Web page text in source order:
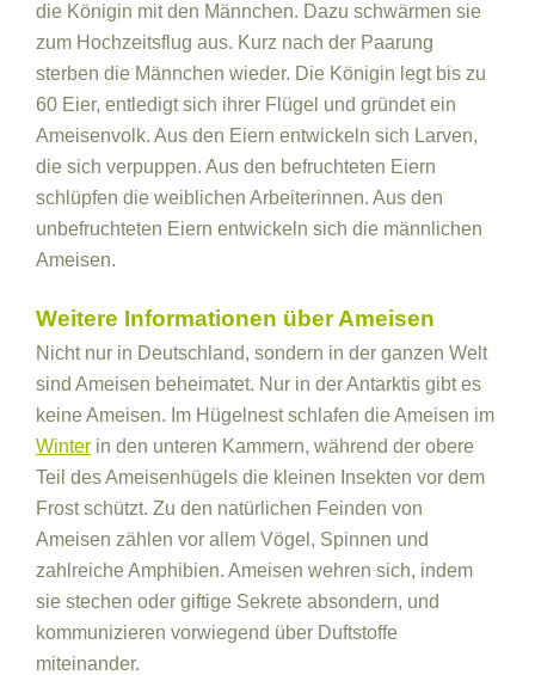
die Königin mit den Männchen. Dazu schwärmen sie
zum Hochzeitsflug aus. Kurz nach der Paarung
sterben die Männchen wieder. Die Königin legt bis zu
60 Eier, entledigt sich ihrer Flügel und gründet ein
Ameisenvolk. Aus den Eiern entwickeln sich Larven,
die sich verpuppen. Aus den befruchteten Eiern
schlüpfen die weiblichen Arbeiterinnen. Aus den
unbefruchteten Eiern entwickeln sich die männlichen
Ameisen.
Weitere Informationen über Ameisen
Nicht nur in Deutschland, sondern in der ganzen Welt
sind Ameisen beheimatet. Nur in der Antarktis gibt es
keine Ameisen. Im Hügelnest schlafen die Ameisen im
Winter in den unteren Kammern, während der obere
Teil des Ameisenhügels die kleinen Insekten vor dem
Frost schützt. Zu den natürlichen Feinden von
Ameisen zählen vor allem Vögel, Spinnen und
zahlreiche Amphibien. Ameisen wehren sich, indem
sie stechen oder giftige Sekrete absondern, und
kommunizieren vorwiegend über Duftstoffe
miteinander.